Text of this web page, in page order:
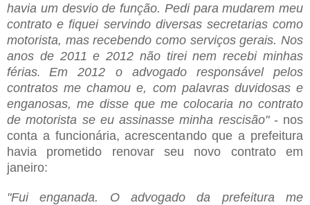
havia um desvio de função. Pedi para mudarem meu
contrato e fiquei servindo diversas secretarias como
motorista, mas recebendo como serviços gerais. Nos
anos de 2011 e 2012 não tirei nem recebi minhas
férias.Em 2012 o advogado responsável pelos
contratos me chamou e, com palavras duvidosas e
enganosas, me disse que me colocaria no contrato
de motorista se eu assinasse minha rescisão"- nos
conta a funcionária, acrescentando que a prefeitura
havia prometido renovar seu novo contrato em
janeiro:
"Fui enganada. O advogado da prefeitura me